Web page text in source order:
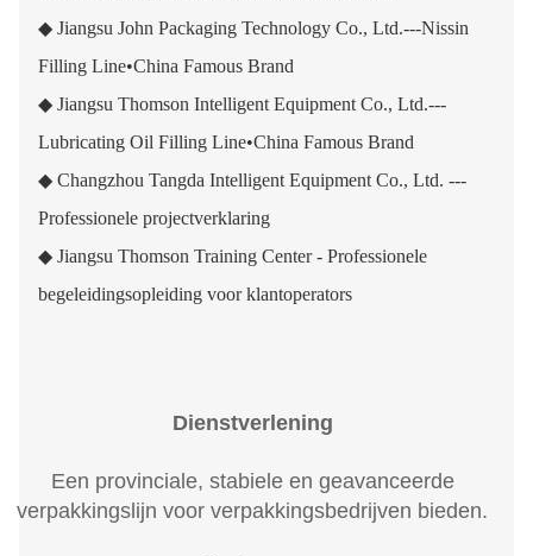
◆ Jiangsu John Packaging Technology Co., Ltd.---Nissin
Filling Line•China Famous Brand
◆ Jiangsu Thomson Intelligent Equipment Co., Ltd.---
Lubricating Oil Filling Line•China Famous Brand
◆ Changzhou Tangda Intelligent Equipment Co., Ltd. ---
Professionele projectverklaring
◆ Jiangsu Thomson Training Center - Professionele
begeleidingsopleiding voor klantoperators
Dienstverlening
Een provinciale, stabiele en geavanceerde
verpakkingslijn voor verpakkingsbedrijven bieden.